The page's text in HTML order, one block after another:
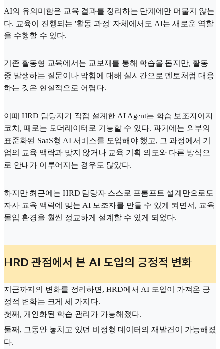
AI의 유의미함은 교육 결과를 정리하는 단계에만 머물지 않는
다. 교육이 진행되는 '활동 과정' 자체에서도 AI는 새로운 역할
을 수행할 수 있다.
기존 활동형 교육에서는 교보재를 통해 학습을 돕지만, 활동
중 발생하는 질문이나 막힘에 대해 실시간으로 멘토처럼 대응
하는 것은 현실적으로 어렵다.
이때 HRD 담당자가 직접 설계한 AI Agent는 학습 보조자이자
코치, 때로는 모더레이터로 기능할 수 있다. 과거에는 외부의
표준화된 SaaS형 AI 서비스를 도입해야 했고, 그 과정에서 기
업의 교육 맥락과 맞지 않거나 교육 기획 의도와 다른 방식으
로 안내가 이루어지는 경우도 많았다.
하지만 최근에는 HRD 담당자 스스로 프롬프트 설계만으로도
자사 교육 맥락에 맞는 AI 보조자를 만들 수 있게 되면서, 교육
몰입 환경을 훨씬 정교하게 설계할 수 있게 되었다.
HRD 관점에서 본 AI 도입의 긍정적 변화
지금까지의 변화를 정리하면, HRD에서 AI 도입이 가져온 긍
정적 변화는 크게 세 가지다.
첫째, 개인화된 학습 관리가 가능해졌다.
둘째, 그동안 놓치고 있던 비정형 데이터의 재발견이 가능해졌
다.